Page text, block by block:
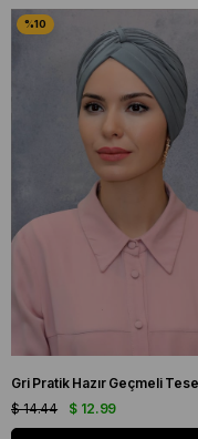
$ 12.99
$ 14.44